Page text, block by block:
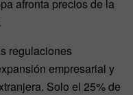
afronta precios de la
regulaciones
empresarial y
Solo el 25% de